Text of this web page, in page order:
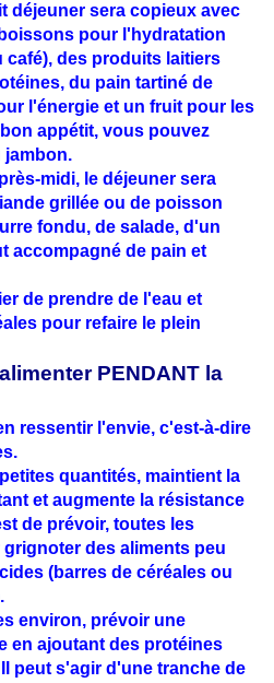
déjeuner sera copieux avec
pour l'hydratation
café), des produits laitiers
du pain tartiné de
l'énergie et un fruit pour les
appétit, vous pouvez
midi, le déjeuner sera
grillée ou de poisson
fondu, de salade, d'un
accompagné de pain et
de prendre de l'eau et
pour refaire le plein
PENDANT la
ressentir l'envie, c'est-à-dire
quantités, maintient la
et augmente la résistance
de prévoir, toutes les
des aliments peu
(barres de céréales ou
environ, prévoir une
en ajoutant des protéines
peut s'agir d'une tranche de